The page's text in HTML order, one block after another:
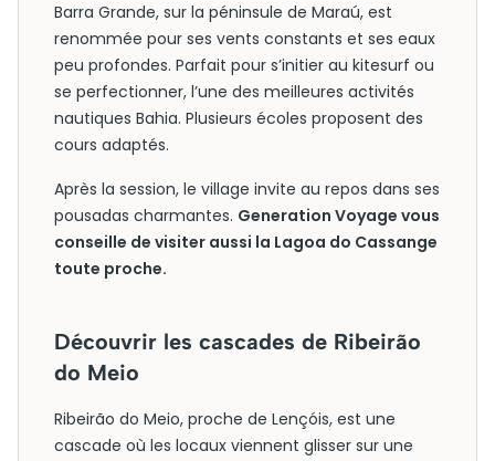
Barra Grande, sur la péninsule de Maraú, est
renommée pour ses vents constants et ses eaux
peu profondes. Parfait pour s’initier au kitesurf ou
se perfectionner, l’une des meilleures activités
nautiques Bahia. Plusieurs écoles proposent des
cours adaptés.
Après la session, le village invite au repos dans ses
pousadas charmantes. Generation Voyage vous
conseille de visiter aussi la Lagoa do Cassange
toute proche.
Découvrir les cascades de Ribeirão
do Meio
Ribeirão do Meio, proche de Lençóis, est une
cascade où les locaux viennent glisser sur une